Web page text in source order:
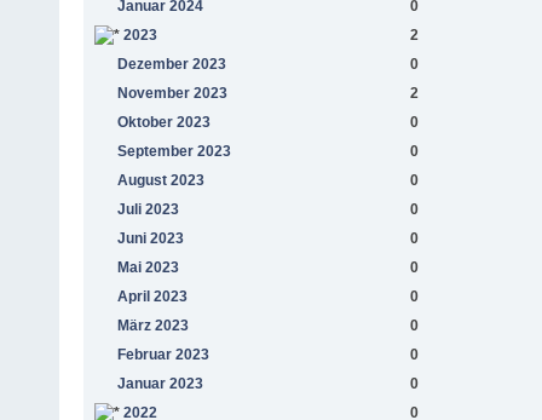
Januar 2024
0
2023
2
Dezember 2023
0
November 2023
2
Oktober 2023
0
September 2023
0
August 2023
0
Juli 2023
0
Juni 2023
0
Mai 2023
0
April 2023
0
März 2023
0
Februar 2023
0
Januar 2023
0
2022
0